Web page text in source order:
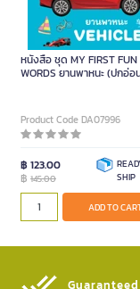
หนังสือ ชุด MY FIRST FUN
WORDS ยานพาหนะ (ปกอ่อ
Product Code DA07996
฿ 123.00
฿ 145.00
SHIP
ADD TO